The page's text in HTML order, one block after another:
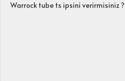
Warrock tube ts ipsini verirmisiniz ?